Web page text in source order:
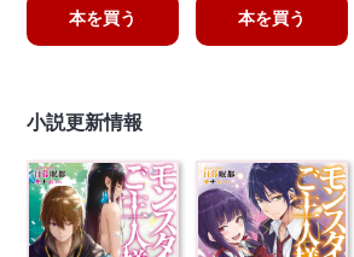
本を買う 本を買う
小説更新情報